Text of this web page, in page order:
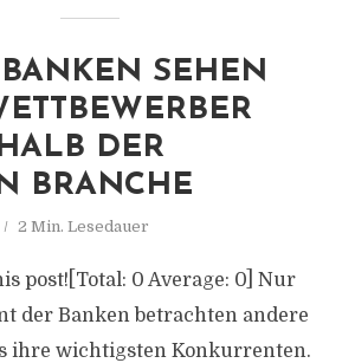
SEHEN
DER E
2 Min. Lesedauer
post![Total: 0 Average: 0] Nur
der Banken betrachten andere
ihre wichtigsten Konkurrenten.